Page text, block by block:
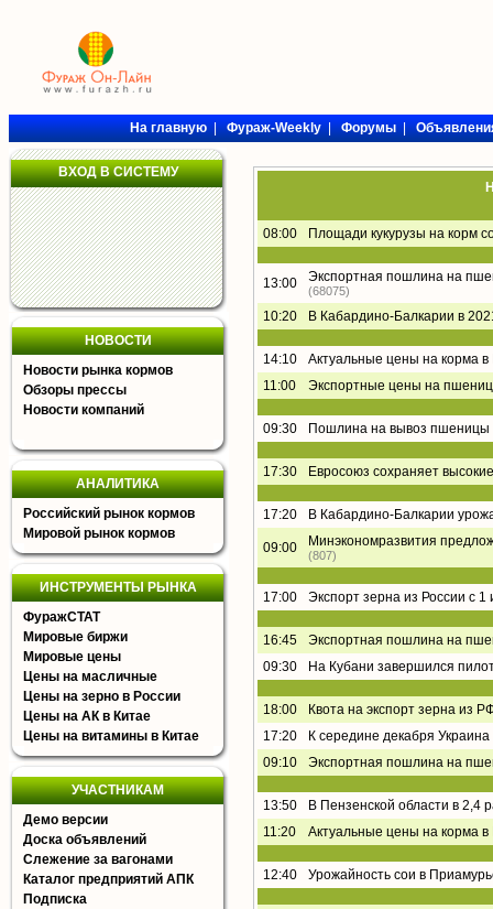
На главную|Фураж-Weekly|Форумы|
ВХОД В СИСТЕМУ
НОВОСТИ
Новости рынка кормов
Обзоры прессы
Новости компаний
АНАЛИТИКА
Российский рынок кормов
Мировой рынок кормов
ИНСТРУМЕНТЫ РЫНКА
ФуражСТАТ
Мировые биржи
Мировые цены
Цены на масличные
Цены на зерно в России
Цены на АК в Китае
Цены на витамины в Китае
УЧАСТНИКАМ
Демо версии
Доска объявлений
Слежение за вагонами
Каталог предприятий АПК
Подписка
08:00 Площади кукурузы на корм
13:00 Экспортная пошлина на
(68075)
10:20 В Кабардино-Балкарии в
14:10
Актуальные цены на корма в
11:00
Экспортные цены на
09:30 Пошлина на вывоз пшеницы
17:30 Евросоюз сохраняет
17:20 В Кабардино-Балкарии
09:00 Минэкономразвития
(807)
17:00 Экспорт зерна из России с
16:45
Экспортная пошлина на
09:30
На Кубани завершился
18:00
Квота на экспорт зерна из
17:20
К середине декабря
09:10
Экспортная пошлина на
13:50
В Пензенской области в 2,4
11:20
Актуальные цены на корма в
12:40 Урожайность сои в